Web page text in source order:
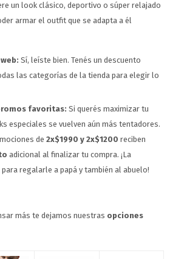
un look clásico, deportivo o súper relajado
armar el outfit que se adapta a él
Sí, leíste bien. Tenés un descuento
las categorías de la tienda para elegir lo
favoritas: Si querés maximizar tu
especiales se vuelven aún más tentadores.
de 2x$1990 y 2x$1200 reciben
adicional al finalizar tu compra. ¡La
regalarle a papá y también al abuelo!
más te dejamos nuestras opciones